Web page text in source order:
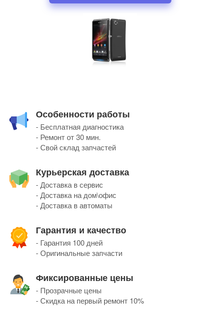
Особенности работы
- Бесплатная диагностика
- Ремонт от 30 мин.
- Свой склад запчастей
Курьерская доставка
- Доставка в сервис
- Доставка на дом\офис
- Доставка в автоматы
Гарантия и качество
- Гарантия 100 дней
- Оригинальные запчасти
Фиксированные цены
- Прозрачные цены
- Скидка на первый ремонт 10%